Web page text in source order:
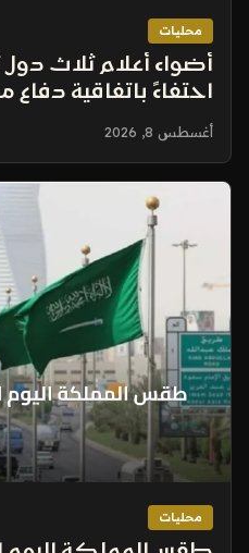
محليات
أضواء أعلام ثلاث
احتفاءً باتفاقية
أغسطس 8, 2026
محليات